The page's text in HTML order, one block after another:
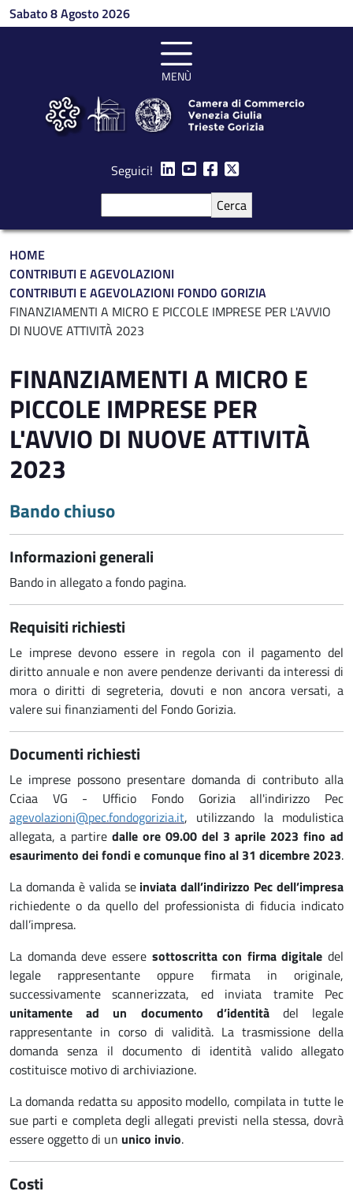
Salta al contenuto principale
Sabato 8 Agosto 2026
MENÙ
Seguici!
Briciole di pane
HOME
CONTRIBUTI E AGEVOLAZIONI
CONTRIBUTI E AGEVOLAZIONI FONDO GORIZIA
FINANZIAMENTI A MICRO E PICCOLE IMPRESE PER L'AVVIO
DI NUOVE ATTIVITÀ 2023
FINANZIAMENTI A MICRO E
PICCOLE IMPRESE PER
L'AVVIO DI NUOVE ATTIVITÀ
2023
Bando chiuso
Informazioni generali
Bando in allegato a fondo pagina.
Requisiti richiesti
Le imprese devono essere in regola con il pagamento del
diritto annuale e non avere pendenze derivanti da interessi di
mora o diritti di segreteria, dovuti e non ancora versati, a
valere sui finanziamenti del Fondo Gorizia.
Documenti richiesti
Le imprese possono presentare domanda di contributo alla
Cciaa VG - Ufficio Fondo Gorizia all'indirizzo Pec
agevolazioni@pec.fondogorizia.it, utilizzando la modulistica
allegata, a partire dalle ore 09.00 del 3 aprile 2023 fino ad
esaurimento dei fondi e comunque fino al 31 dicembre 2023.
La domanda è valida se inviata dall’indirizzo Pec dell’impresa
richiedente o da quello del professionista di fiducia indicato
dall’impresa.
La domanda deve essere sottoscritta con firma digitale del
legale rappresentante oppure firmata in originale,
successivamente scannerizzata, ed inviata tramite Pec
unitamente ad un documento d’identitàdel legale
rappresentante in corso di validità. La trasmissione della
domanda senza il documento di identità valido allegato
costituisce motivo di archiviazione.
La domanda redatta su apposito modello, compilata in tutte le
sue parti e completa degli allegati previsti nella stessa, dovrà
essere oggetto di un unico invio.
Costi